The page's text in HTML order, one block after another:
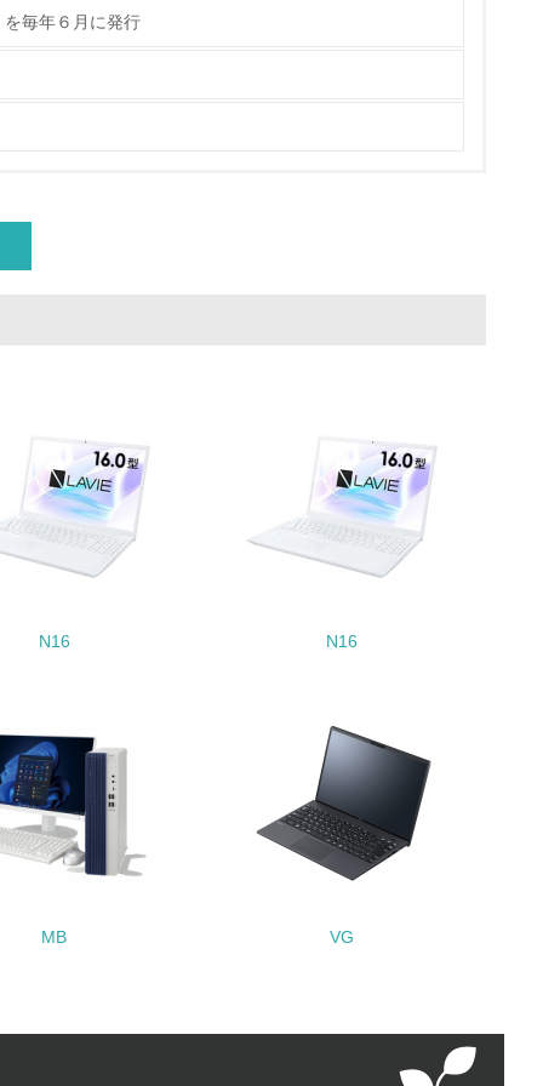
極的に参加している
チェック
に公開・提供している
積極的に公開・提供している
表している
チェック
を毎年６月に発行
N16 N16
MB VG